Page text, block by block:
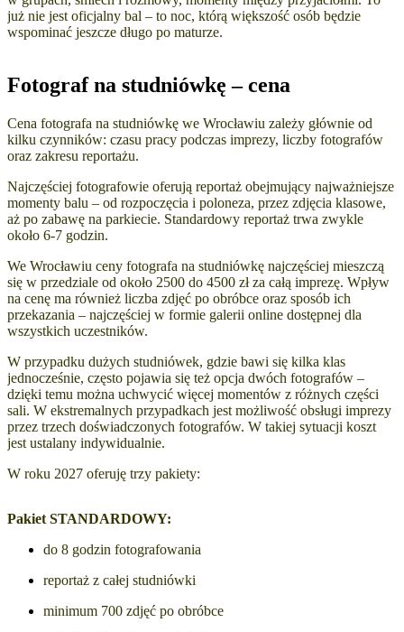
już nie jest oficjalny bal – to noc, którą większość osób będzie
wspominać jeszcze długo po maturze.
Fotograf na studniówkę – cena
Cena fotografa na studniówkę we Wrocławiu zależy głównie od
kilku czynników: czasu pracy podczas imprezy, liczby fotografów
oraz zakresu reportażu.
Najczęściej fotografowie oferują reportaż obejmujący najważniejsze
momenty balu – od rozpoczęcia i poloneza, przez zdjęcia klasowe,
aż po zabawę na parkiecie. Standardowy reportaż trwa zwykle
około 6-7 godzin.
We Wrocławiu ceny fotografa na studniówkę najczęściej mieszczą
się w przedziale od około 2500 do 4500 zł za całą imprezę. Wpływ
na cenę ma również liczba zdjęć po obróbce oraz sposób ich
przekazania – najczęściej w formie galerii online dostępnej dla
wszystkich uczestników.
W przypadku dużych studniówek, gdzie bawi się kilka klas
jednocześnie, często pojawia się też opcja dwóch fotografów –
dzięki temu można uchwycić więcej momentów z różnych części
sali. W ekstremalnych przypadkach jest możliwość obsługi imprezy
przez trzech doświadczonych fotografów. W takiej sytuacji koszt
jest ustalany indywidualnie.
W roku 2027 oferuję trzy pakiety:
Pakiet STANDARDOWY:
do 8 godzin fotografowania
reportaż z całej studniówki
minimum 700 zdjęć po obróbce